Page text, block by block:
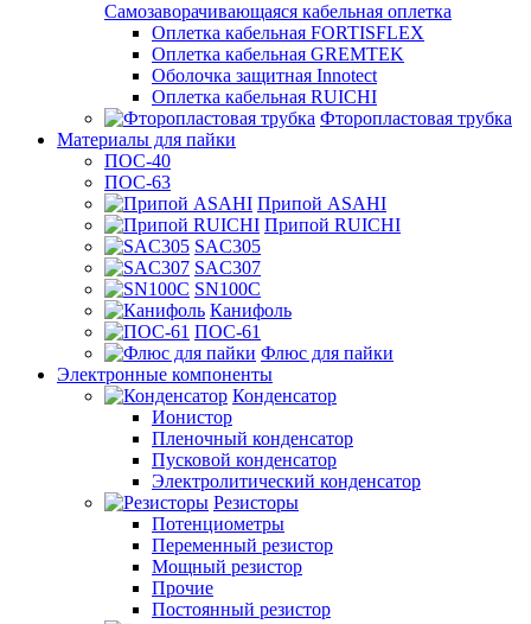
Самозаворачивающаяся кабельная оплетка
Оплетка кабельная FORTISFLEX
Оплетка кабельная GREMTEK
Оболочка защитная Innotect
Оплетка кабельная RUICHI
Фторопластовая трубка
Материалы для пайки
ПОС-40
ПОС-63
Припой ASAHI
Припой RUICHI
SAC305
SAC307
SN100C
Канифоль
ПОС-61
Флюс для пайки
Электронные компоненты
Конденсатор
Ионистор
Пленочный конденсатор
Пусковой конденсатор
Электролитический конденсатор
Резисторы
Потенциометры
Переменный резистор
Мощный резистор
Прочие
Постоянный резистор